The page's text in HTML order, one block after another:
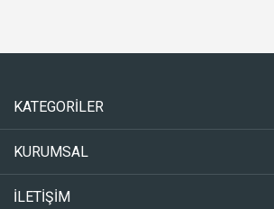
KATEGORİLER
KURUMSAL
İLETİŞİM